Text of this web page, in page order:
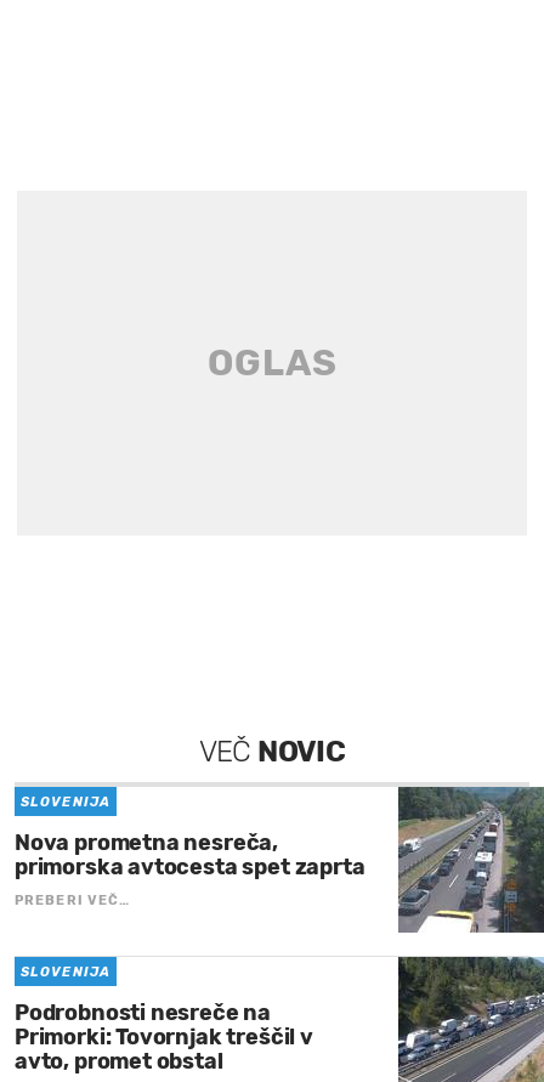
VEČ NOVIC
SLOVENIJA
Nova prometna nesreča,
primorska avtocesta spet zaprta
PREBERI VEČ…
SLOVENIJA
Podrobnosti nesreče na
Primorki: Tovornjak treščil v
avto, promet obstal